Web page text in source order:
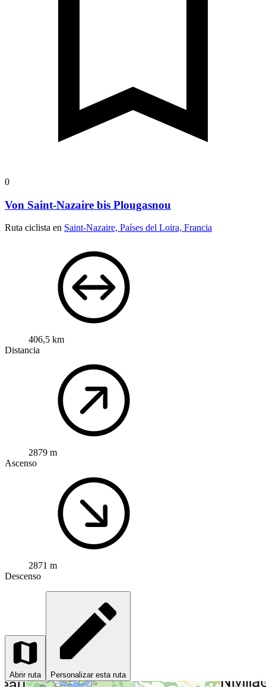
0
Von Saint-Nazaire bis Plougasnou
Ruta ciclista en Saint-Nazaire, Países del Loira, Francia
406,5 km
Distancia
2879 m
Ascenso
2871 m
Descenso
Abrir ruta Personalizar esta ruta